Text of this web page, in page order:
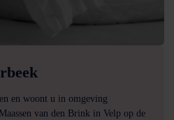
en woont u in omgeving
van den Brink in Velp op de